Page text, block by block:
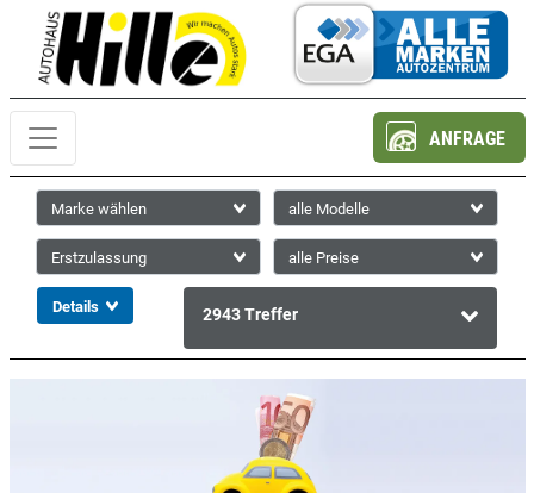
ANFRAGE
2943Treffer